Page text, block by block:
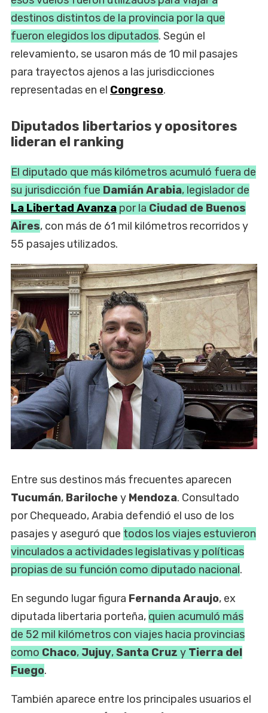
destinos distintos de la provincia por la que
fueron elegidos los diputados. Según el
relevamiento, se usaron más de 10 mil pasajes
para trayectos ajenos a las jurisdicciones
representadas en el Congreso.
Diputados libertarios y opositores
lideran el ranking
El diputado que más kilómetros acumuló fuera de
su jurisdicción fue Damián Arabia, legislador de
La Libertad Avanza por la Ciudad de Buenos
Aires, con más de 61 mil kilómetros recorridos y
55 pasajes utilizados.
Entre sus destinos más frecuentes aparecen
Tucumán, Bariloche y Mendoza. Consultado
por Chequeado, Arabia defendió el uso de los
pasajes y aseguró que todos los viajes estuvieron
vinculados a actividades legislativas y políticas
propias de su función como diputado nacional.
En segundo lugar figura Fernanda Araujo, ex
diputada libertaria porteña, quien acumuló más
de 52 mil kilómetros con viajes hacia provincias
como Chaco, Jujuy,Santa Cruz y Tierra del
Fuego.
También aparece entre los principales usuarios el